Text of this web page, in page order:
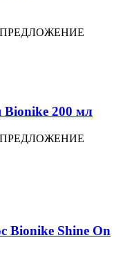
Bionike 200 мл
Bionike Shine On